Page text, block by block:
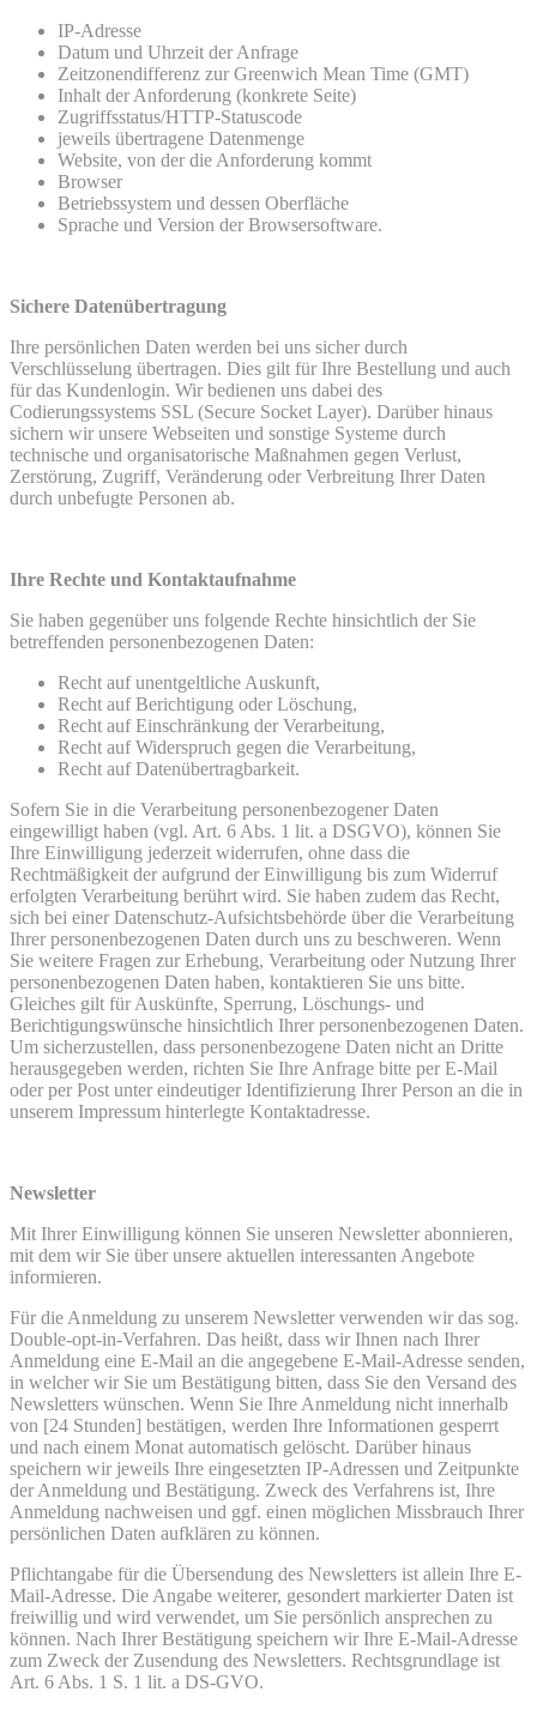
IP-Adresse
Datum und Uhrzeit der Anfrage
Zeitzonendifferenz zur Greenwich Mean Time (GMT)
Inhalt der Anforderung (konkrete Seite)
Zugriffsstatus/HTTP-Statuscode
jeweils übertragene Datenmenge
Website, von der die Anforderung kommt
Browser
Betriebssystem und dessen Oberfläche
Sprache und Version der Browsersoftware.
Sichere Datenübertragung
Ihre persönlichen Daten werden bei uns sicher durch
Verschlüsselung übertragen. Dies gilt für Ihre Bestellung und auch
für das Kundenlogin. Wir bedienen uns dabei des
Codierungssystems SSL (Secure Socket Layer). Darüber hinaus
sichern wir unsere Webseiten und sonstige Systeme durch
technische und organisatorische Maßnahmen gegen Verlust,
Zerstörung, Zugriff, Veränderung oder Verbreitung Ihrer Daten
durch unbefugte Personen ab.
Ihre Rechte und Kontaktaufnahme
Sie haben gegenüber uns folgende Rechte hinsichtlich der Sie
betreffenden personenbezogenen Daten:
Recht auf unentgeltliche Auskunft,
Recht auf Berichtigung oder Löschung,
Recht auf Einschränkung der Verarbeitung,
Recht auf Widerspruch gegen die Verarbeitung,
Recht auf Datenübertragbarkeit.
Sofern Sie in die Verarbeitung personenbezogener Daten
eingewilligt haben (vgl. Art. 6 Abs. 1 lit. a DSGVO), können Sie
Ihre Einwilligung jederzeit widerrufen, ohne dass die
Rechtmäßigkeit der aufgrund der Einwilligung bis zum Widerruf
erfolgten Verarbeitung berührt wird. Sie haben zudem das Recht,
sich bei einer Datenschutz-Aufsichtsbehörde über die Verarbeitung
Ihrer personenbezogenen Daten durch uns zu beschweren. Wenn
Sie weitere Fragen zur Erhebung, Verarbeitung oder Nutzung Ihrer
personenbezogenen Daten haben, kontaktieren Sie uns bitte.
Gleiches gilt für Auskünfte, Sperrung, Löschungs- und
Berichtigungswünsche hinsichtlich Ihrer personenbezogenen Daten.
Um sicherzustellen, dass personenbezogene Daten nicht an Dritte
herausgegeben werden, richten Sie Ihre Anfrage bitte per E-Mail
oder per Post unter eindeutiger Identifizierung Ihrer Person an die in
unserem Impressum hinterlegte Kontaktadresse.
Newsletter
Mit Ihrer Einwilligung können Sie unseren Newsletter abonnieren,
mit dem wir Sie über unsere aktuellen interessanten Angebote
informieren.
Für die Anmeldung zu unserem Newsletter verwenden wir das sog.
Double-opt-in-Verfahren. Das heißt, dass wir Ihnen nach Ihrer
Anmeldung eine E-Mail an die angegebene E-Mail-Adresse senden,
in welcher wir Sie um Bestätigung bitten, dass Sie den Versand des
Newsletters wünschen. Wenn Sie Ihre Anmeldung nicht innerhalb
von [24 Stunden] bestätigen, werden Ihre Informationen gesperrt
und nach einem Monat automatisch gelöscht. Darüber hinaus
speichern wir jeweils Ihre eingesetzten IP-Adressen und Zeitpunkte
der Anmeldung und Bestätigung. Zweck des Verfahrens ist, Ihre
Anmeldung nachweisen und ggf. einen möglichen Missbrauch Ihrer
persönlichen Daten aufklären zu können.
Pflichtangabe für die Übersendung des Newsletters ist allein Ihre E-
Mail-Adresse. Die Angabe weiterer, gesondert markierter Daten ist
freiwillig und wird verwendet, um Sie persönlich ansprechen zu
können. Nach Ihrer Bestätigung speichern wir Ihre E-Mail-Adresse
zum Zweck der Zusendung des Newsletters. Rechtsgrundlage ist
Art. 6 Abs. 1 S. 1 lit. a DS-GVO.